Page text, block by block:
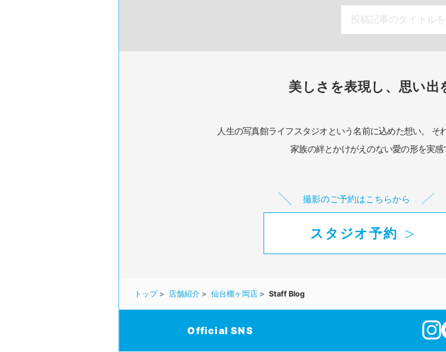
美しさを表現し、思い出
人生の写真館ライフスタジオという名前に込めた想い。
そ
家族の絆とかけがえのない愛の形を実感
撮影のご予約はこちらから
スタジオ予約
トップ 店舗紹介 仙台榴ヶ岡店 Staff Blog
Official SNS